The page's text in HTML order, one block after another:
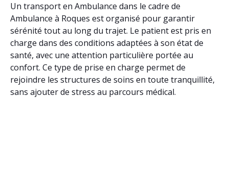
Un transport en Ambulance dans le cadre de
Ambulance à Roques est organisé pour garantir
sérénité tout au long du trajet. Le patient est pris en
charge dans des conditions adaptées à son état de
santé, avec une attention particulière portée au
confort. Ce type de prise en charge permet de
rejoindre les structures de soins en toute tranquillité,
sans ajouter de stress au parcours médical.